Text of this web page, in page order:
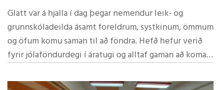
Glatt var á hjalla í dag þegar nemendur leik- og
grunnskóladeilda ásamt foreldrum, systkinum, ömmum
og öfum komu saman til að föndra. Hefð hefur verið
fyrir jólaföndurdegi í áratugi og alltaf gaman að koma
því að búa til skemmtilega hluti. Að venju var boðið